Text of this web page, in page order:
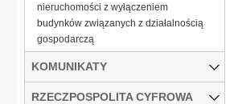
nieruchomości z wyłączeniem
budynków związanych z działalnością
gospodarczą
KOMUNIKATY
RZECZPOSPOLITA CYFROWA